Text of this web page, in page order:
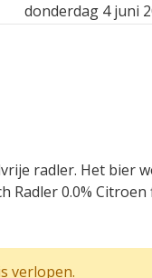
donderdag 4 juni
radler. Het
Radler 0.0%
verlopen.